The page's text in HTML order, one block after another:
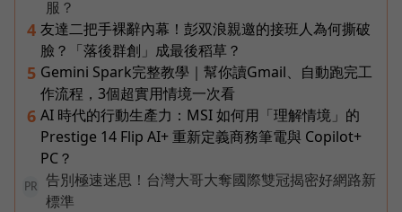
服？
4 友達二把手裸辭內幕！彭双浪親邀的接班人為何撕破
臉？「落後群創」成最後稻草？
5 Gemini Spark完整教學｜幫你讀Gmail、自動跑完工
作流程，3個超實用情境一次看
6 AI 時代的行動生產力：MSI 如何用「理解情境」的
Prestige 14 Flip AI+ 重新定義商務筆電與 Copilot+
PC？
PR
告別極速迷思！台灣大哥大奪國際雙冠揭密好網路新
標準